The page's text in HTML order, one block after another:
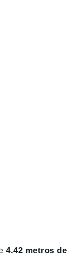
4.42 metros de